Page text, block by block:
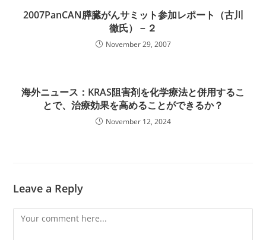
2007PanCAN膵臓がんサミット参加レポート（古川
徹氏）－２
November 29, 2007
海外ニュース：KRAS阻害剤を化学療法と併用するこ
とで、治療効果を高めることができるか？
November 12, 2024
Leave a Reply
Comment